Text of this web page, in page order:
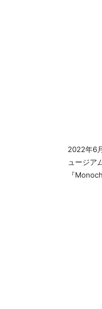
2022年6
ュージア
『